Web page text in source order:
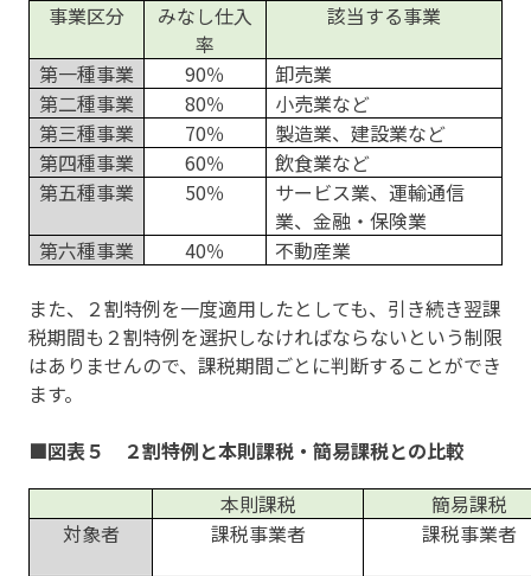
事業区分
みなし仕入
率
該当する事業
第一種事業 90％
卸売業
第二種事業
80％
小売業など
第三種事業
70％
製造業、建設業など
第四種事業
60％
飲食業など
第五種事業
50％
サービス業、運輸通信
業、金融・保険業
第六種事業
40％ 不動産業
また、２割特例を一度適用したとしても、引き続き翌課
税期間も２割特例を選択しなければならないという制限
はありませんので、課税期間ごとに判断することができ
ます。
■図表５ ２割特例と本則課税・簡易課税との比較
本則課税
簡易課税
対象者
課税事業者 課税事業者